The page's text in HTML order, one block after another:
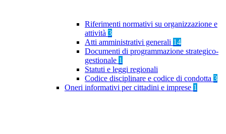
Riferimenti normativi su organizzazione e
attività 3
Atti amministrativi generali 14
Documenti di programmazione strategico-
gestionale 1
Statuti e leggi regionali
Codice disciplinare e codice di condotta 3
Oneri informativi per cittadini e imprese 1